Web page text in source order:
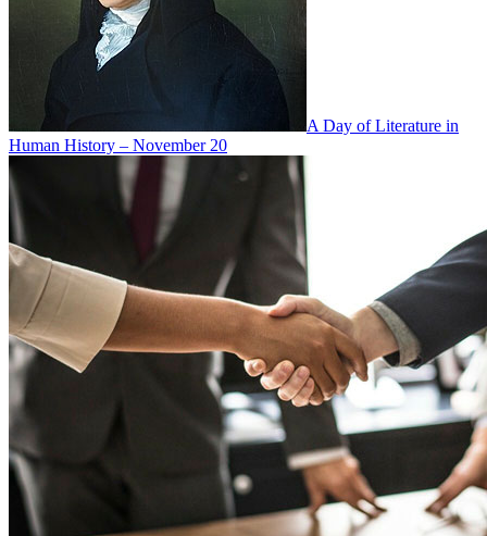
A Day of Literature in
Human History – November 20